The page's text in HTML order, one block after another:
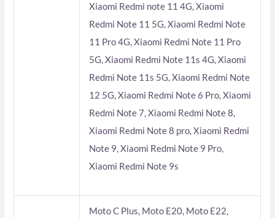
Xiaomi Redmi note 11 4G, Xiaomi
Redmi Note 11 5G, Xiaomi Redmi Note
11 Pro 4G, Xiaomi Redmi Note 11 Pro
5G, Xiaomi Redmi Note 11s 4G, Xiaomi
Redmi Note 11s 5G, Xiaomi Redmi Note
12 5G, Xiaomi Redmi Note 6 Pro, Xiaomi
Redmi Note 7, Xiaomi Redmi Note 8,
Xiaomi Redmi Note 8 pro, Xiaomi Redmi
Note 9, Xiaomi Redmi Note 9 Pro,
Xiaomi Redmi Note 9s
Moto C Plus, Moto E20, Moto E22,